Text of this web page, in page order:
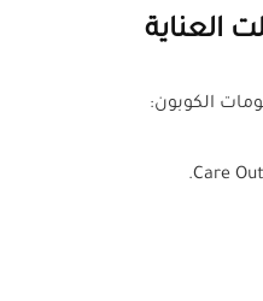
العناية
الكوبون: